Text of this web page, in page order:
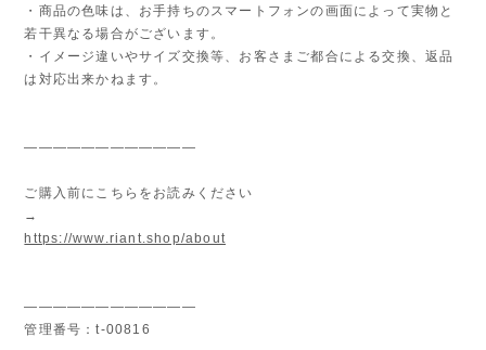
・商品の色味は、お手持ちのスマートフォンの画面によって実物と
若干異なる場合がございます。
・イメージ違いやサイズ交換等、お客さまご都合による交換、返品
は対応出来かねます。
————————————
ご購入前にこちらをお読みください
→
https://www.riant.shop/about
————————————
管理番号：t-00816